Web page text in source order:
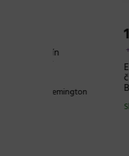
+ DOPRAVA
Epilátor pre
čistenie a
Braun